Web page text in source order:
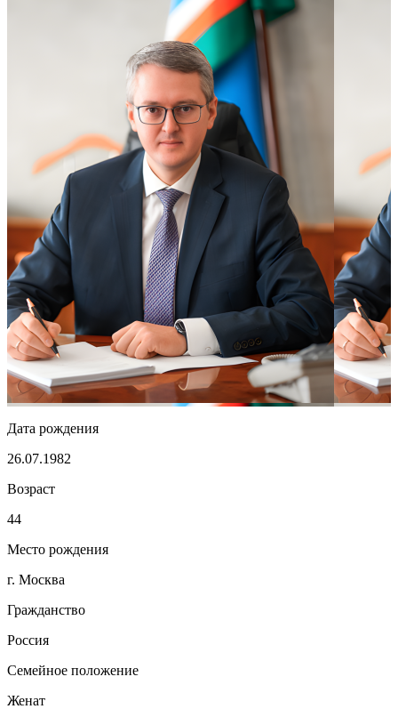
Дата рождения
26.07.1982
Возраст
44
Место рождения
г. Москва
Гражданство
Россия
Семейное положение
Женат